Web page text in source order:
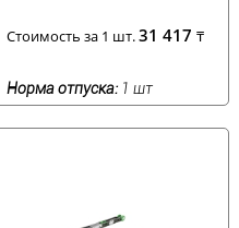
Стоимость за 1 шт.31 417₸
Норма отпуска: 1 шт